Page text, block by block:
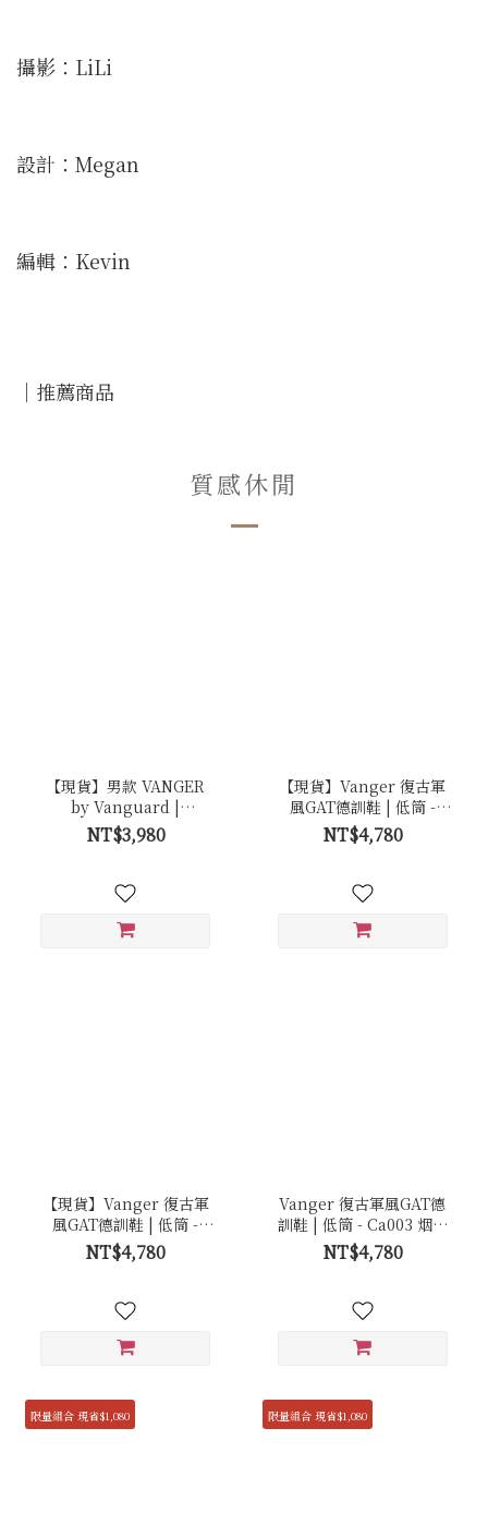
攝影：LiLi
設計：Megan
編輯：Kevin
｜推薦商品
質感休閒
【現貨】男款 VANGER
by Vanguard |
Origin．小白鞋 - Ca005
極簡白
NT$3,980
【現貨】Vanger 復古軍
風GAT德訓鞋 | 低筒 -
Ca003 砂岩白(膠底)
NT$4,780
【現貨】Vanger 復古軍
風GAT德訓鞋 | 低筒 -
Ca003 砂岩白(白底)
NT$4,780
Vanger 復古軍風GAT德
訓鞋 | 低筒 - Ca003 烟棕
白(膠底)
NT$4,780
限量組合 現省$1,080 限量組合 現省$1,080